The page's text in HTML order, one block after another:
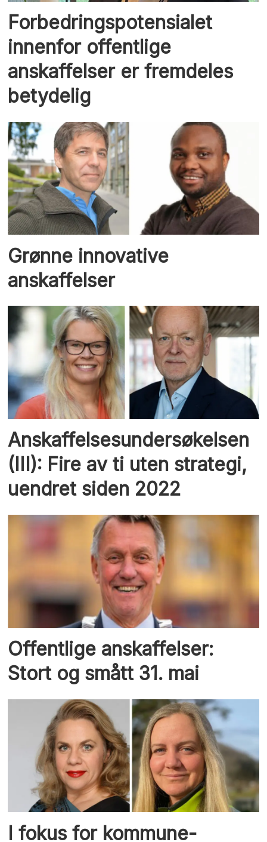
Forbedringspotensialet
innenfor offentlige
anskaffelser er fremdeles
betydelig
Grønne innovative
anskaffelser
Anskaffelsesundersøkelsen
(III): Fire av ti uten strategi,
uendret siden 2022
Offentlige anskaffelser:
Stort og smått 31. mai
I fokus for kommune-